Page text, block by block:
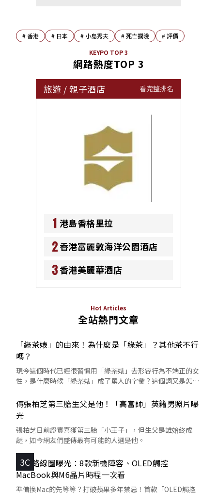
# 香港 # 日本 # 小島秀夫 #死亡擱淺 #評價
KEYPO TOP 3
網路熱度TOP 3
旅遊 /親子酒店 看完整排名
1 港島香格里拉
2香港富麗敦海洋公園酒店
3香港美麗華酒店
Hot Articles
全站熱門文章
「綠茶婊」的由來！為什麼是「綠茶」？其他茶不行
嗎？
現今這個時代已經很習慣用「綠茶婊」去形容行為不端正的女
性，是什麼時候「綠茶婊」成了罵人的字彙？這個詞又是怎麼
傳張柏芝第三胎生父是他！「高富帥」英籍男照片曝
光
張柏芝日前證實喜獲第三胎「小王子」，但生父是誰始終成
謎，如今網友們盛傳最有可能的人選是他。
3C
蘋果路線圖曝光：8款新機陣容、OLED觸控
MacBook與M6晶片時程一次看
準備換Mac的先等等？打破蘋果多年禁忌！首款「OLED觸控